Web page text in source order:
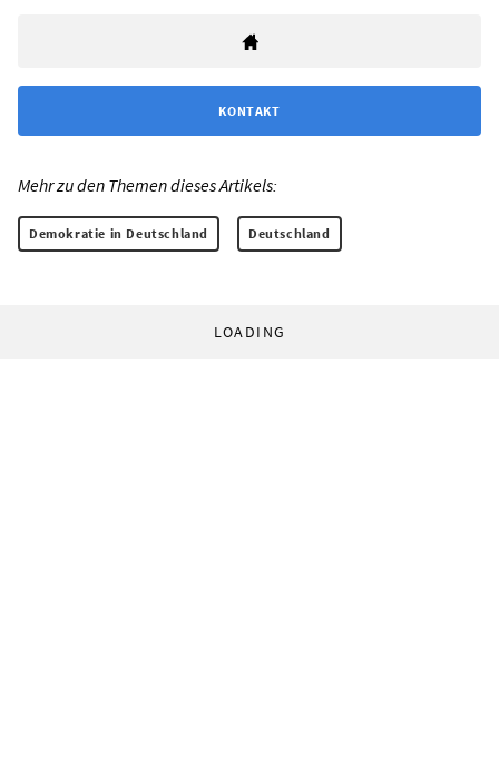
KONTAKT
Mehr zu den Themen dieses Artikels:
Demokratie in Deutschland Deutschland
LOADING